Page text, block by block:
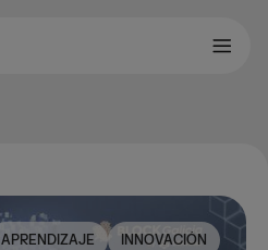
APRENDIZAJE INNOVACIÓN